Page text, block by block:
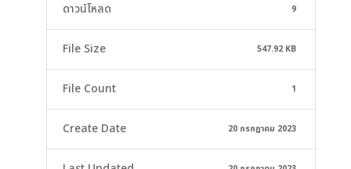
ดาวน์โหลด 9
File Size 547.92 KB
File Count 1
Create Date 20 กรกฎาคม 2023